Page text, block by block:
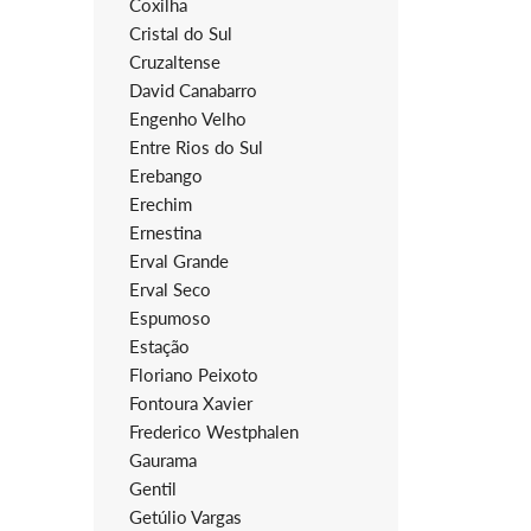
Coxilha
Cristal do Sul
Cruzaltense
David Canabarro
Engenho Velho
Entre Rios do Sul
Erebango
Erechim
Ernestina
Erval Grande
Erval Seco
Espumoso
Estação
Floriano Peixoto
Fontoura Xavier
Frederico Westphalen
Gaurama
Gentil
Getúlio Vargas